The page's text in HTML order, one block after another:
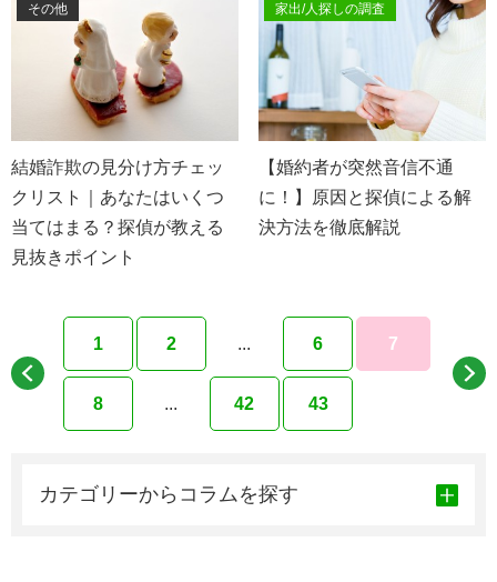
その他
結婚詐欺の見分け方チェッ
クリスト｜あなたはいくつ
当てはまる？探偵が教える
見抜きポイント
家出/人探しの調査
【婚約者が突然音信不通
に！】原因と探偵による解
決方法を徹底解説
1 2 ... 6 7
8 ... 42 43
カテゴリーからコラムを探す